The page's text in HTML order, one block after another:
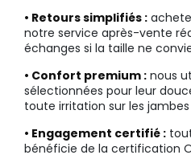
• Retours simplifiés :
notre service après-vente
échanges si la taille ne
• Confort premium : nous
sélectionnées pour leur
toute irritation sur les
• Engagement certifié :
bénéficie de la certification